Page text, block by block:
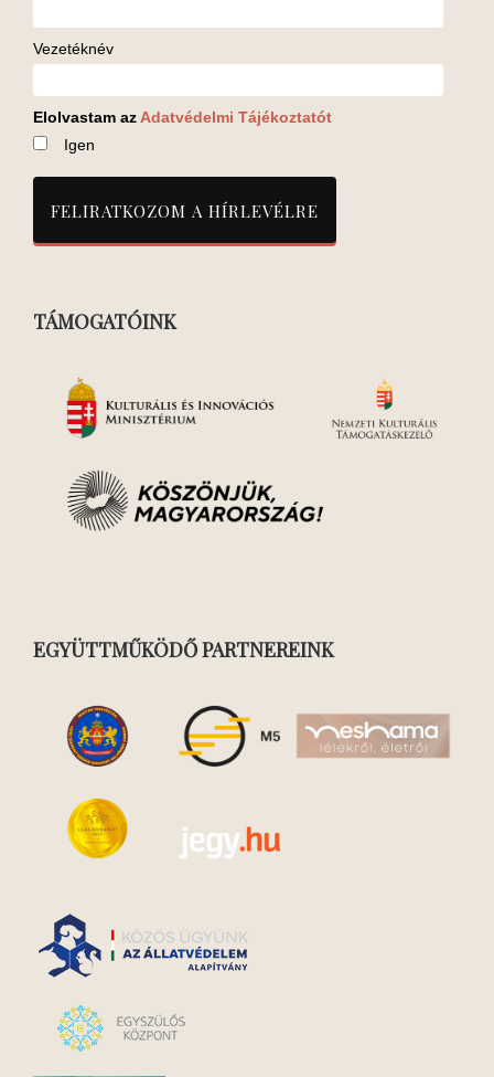
Vezetéknév
Elolvastam az Adatvédelmi Tájékoztatót
Igen
TÁMOGATÓINK
EGYÜTTMŰKÖDŐ PARTNEREINK